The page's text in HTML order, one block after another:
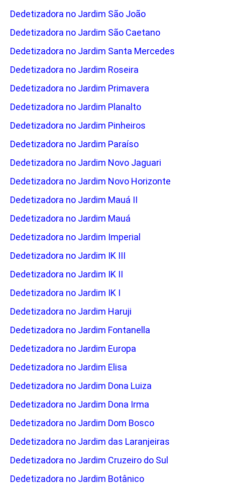
Dedetizadora no Jardim São João
Dedetizadora no Jardim São Caetano
Dedetizadora no Jardim Santa Mercedes
Dedetizadora no Jardim Roseira
Dedetizadora no Jardim Primavera
Dedetizadora no Jardim Planalto
Dedetizadora no Jardim Pinheiros
Dedetizadora no Jardim Paraíso
Dedetizadora no Jardim Novo Jaguari
Dedetizadora no Jardim Novo Horizonte
Dedetizadora no Jardim Mauá II
Dedetizadora no Jardim Mauá
Dedetizadora no Jardim Imperial
Dedetizadora no Jardim IK III
Dedetizadora no Jardim IK II
Dedetizadora no Jardim IK I
Dedetizadora no Jardim Haruji
Dedetizadora no Jardim Fontanella
Dedetizadora no Jardim Europa
Dedetizadora no Jardim Elisa
Dedetizadora no Jardim Dona Luiza
Dedetizadora no Jardim Dona Irma
Dedetizadora no Jardim Dom Bosco
Dedetizadora no Jardim das Laranjeiras
Dedetizadora no Jardim Cruzeiro do Sul
Dedetizadora no Jardim Botânico